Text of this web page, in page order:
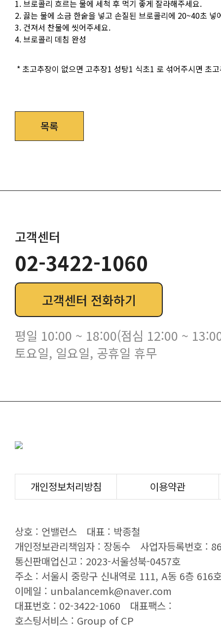
1. 브로콜리 흐르는 물에 세척 후 먹기 좋게 잘라해주세요.
2. 끓는 물에 소금 한숱을 넣고 손질된 브로콜리에 20~40초 넣
3. 건져서 찬물에 씻어주세요.
4. 브로콜리 데침 완성
* 초고추장이 없으면 고추장1 성탕1 식초1 로 섞어주시면 초
목록
고객센터
02-3422-1060
고객센터 전화하기
평일 10:00 ~ 18:00(점심 12:00 ~
토요일, 일요일, 공휴일 휴무
개인정보처리방침 이용약관
상호 : 언밸런스
대표 : 박종철
개인정보관리책임자 : 장동수
사업자등록번호 :
통신판매업신고 : 2023-서울성북-0457호
주소 : 서울시 중랑구 신내역로 111, A동 6층 616
이메일 : unbalancemk@naver.com
대표번호 : 02-3422-1060
대표팩스 :
호스팅서비스 : Group of CP